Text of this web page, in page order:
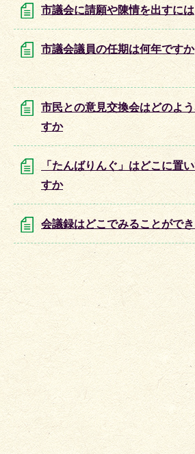
市議会に請願や陳情を出すには
市議会議員の任期は何年ですか
市民との意見交換会はどのよ
すか
「たんばりんぐ」はどこに置
すか
会議録はどこでみることがで
イ